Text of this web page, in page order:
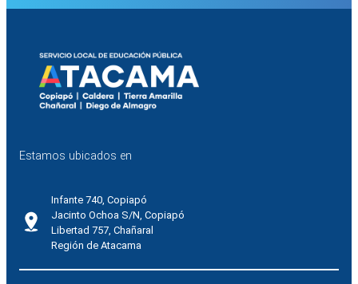
Estamos ubicados en
Infante 740, Copiapó
Jacinto Ochoa S/N, Copiapó
Libertad 757, Chañaral
Región de Atacama